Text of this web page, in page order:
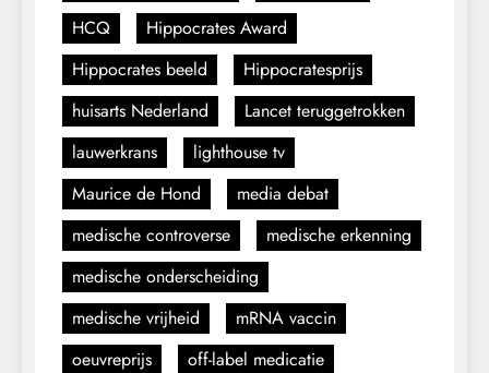
HCQ
Hippocrates Award
Hippocrates beeld
Hippocratesprijs
huisarts Nederland
Lancet teruggetrokken
lauwerkrans
lighthouse tv
Maurice de Hond
media debat
medische controverse
medische erkenning
medische onderscheiding
medische vrijheid
mRNA vaccin
oeuvreprijs
off-label medicatie